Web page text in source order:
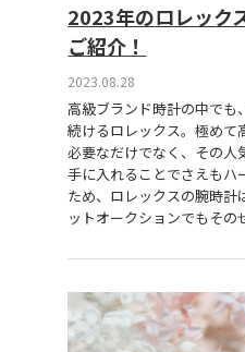
2023年のロレック
ご紹介！
2023.08.28
高級ブランド時計の中でも
続けるロレックス。極めて
必要なだけでなく、その人
手に入れることでさえもハ
ため、ロレックスの腕時計
ットオークションでもその